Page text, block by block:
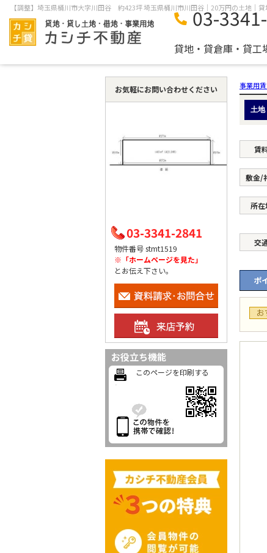
03-
貸地・貸倉庫・貸工
事業用
土地
賃
敷金/
所在
交
ポ
お気軽にお問い合わせください
03-3341-2841
物件番号 stmt1519
※「ホームページを見た」
とお伝え下さい。
お役立ち機能
このページを印刷する